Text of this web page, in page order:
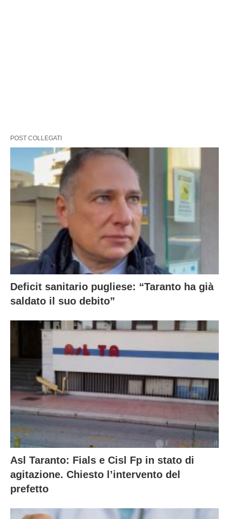
POST COLLEGATI
Deficit sanitario pugliese: “Taranto ha già
saldato il suo debito”
Asl Taranto: Fials e Cisl Fp in stato di
agitazione. Chiesto l’intervento del
prefetto